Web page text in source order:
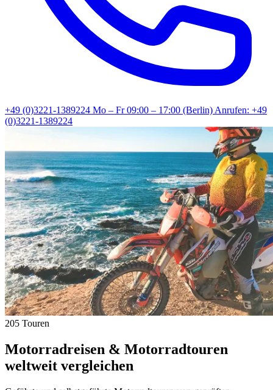
+49 (0)3221-1389224 Mo – Fr 09:00 – 17:00 (Berlin)Anrufen: +49
(0)3221-1389224
205 Touren
Motorradreisen & Motorradtouren
weltweit vergleichen